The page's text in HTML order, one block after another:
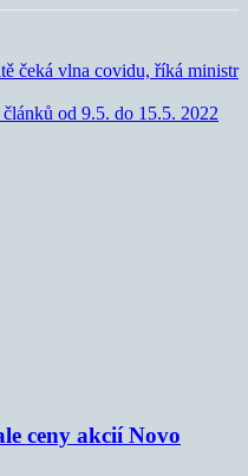
čeká vlna covidu, říká ministr
od 9.5. do 15.5. 2022
ceny akcií Novo